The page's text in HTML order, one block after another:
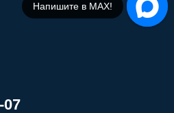
Напишите в МАХ!